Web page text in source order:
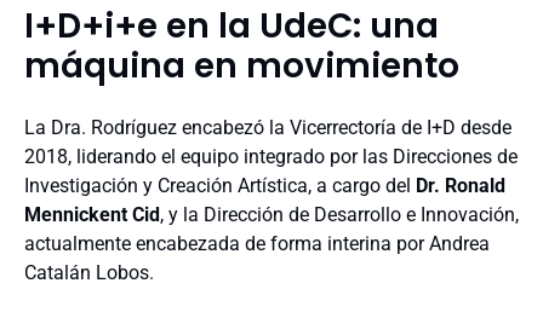
I+D+i+e en la UdeC: una
máquina en movimiento
La Dra. Rodríguez encabezó la Vicerrectoría de I+D desde
2018, liderando el equipo integrado por las Direcciones de
Investigación y Creación Artística, a cargo del Dr. Ronald
Mennickent Cid, y la Dirección de Desarrollo e Innovación,
actualmente encabezada de forma interina por Andrea
Catalán Lobos.